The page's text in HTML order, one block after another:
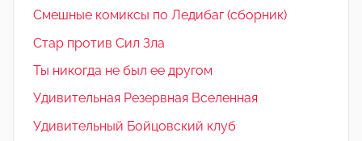
Смешные комиксы по Ледибаг (сборник)
Стар против Сил Зла
Ты никогда не был ее другом
Удивительная Резервная Вселенная
Удивительный Бойцовский клуб